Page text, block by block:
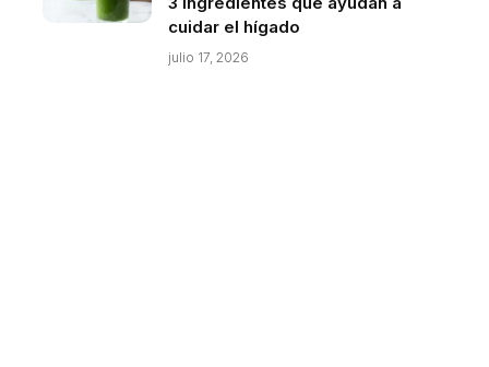
cuidar el hígado
julio 17, 2026